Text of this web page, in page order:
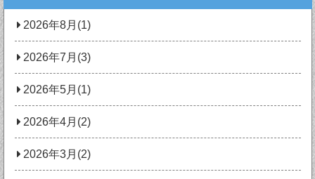
2026年8月(1)
2026年7月(3)
2026年5月(1)
2026年4月(2)
2026年3月(2)